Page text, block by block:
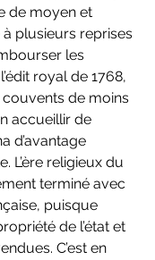
de moyen et
à plusieurs reprises
les
royal de 1768,
de moins
accueillir de
d’avantage
L’ère religieux du
terminé avec
puisque
de l’état et
C’est en